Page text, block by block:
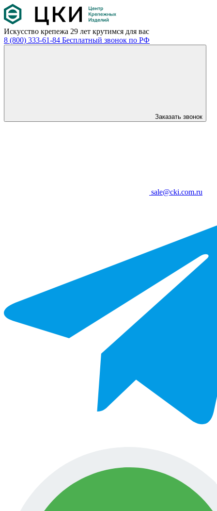
Искусство крепежа 29 лет крутимся для вас
8 (800) 333-61-84 Бесплатный звонок по РФ
Заказать звонок
sale@cki.com.ru